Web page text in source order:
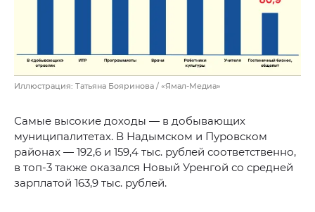
Иллюстрация: Татьяна Бояринова / «Ямал-Медиа»
Самые высокие доходы — в добывающих
муниципалитетах. В Надымском и Пуровском
районах — 192,6 и 159,4 тыс. рублей соответственно,
в топ-3 также оказался Новый Уренгой со средней
зарплатой 163,9 тыс. рублей.